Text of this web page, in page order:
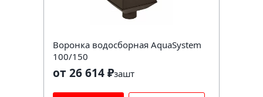
Воронка водосборная AquaSystem
100/150
от 26 614 ₽зашт